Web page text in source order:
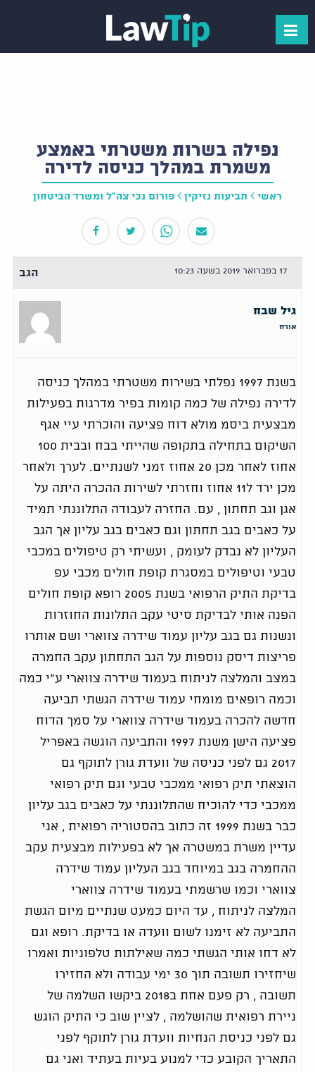
נפילה בשרות משטרתי באמצע
משמרת במהלך כניסה לדירה
ראשי תביעות נזיקין פורום נכי צה"ל ומשרד הביטחון
17 בפברואר 2019 בשעה 10:23 הגב
גיל שבח
אורח
בשנת 1997 נפלתי בשירות משטרתי במהלך כניסה
לדירה נפילה של כמה קומות בפיר מדרגות בפעילות
מבצעית ביסמ מולא דוח פציעה והוכרתי עיי אגף
השיקום בתחילה בתקופה שהייתי בבח ובבית 100
אחוז לאחר מכן 20 אחוז זמני לשנתיים. לערך ולאחר
מכן ירד ל11 אחוז וחזרתי לשירות ההכרה היתה על
אגן וגב תחתון , עם. החזרה לעבודה התלוננתי תמיד
על כאבים בגב תחתון וגם כאבים בגב עליון אך הגב
העליון לא נבדק לעומק , ועשיתי רק טיפולים במכבי
טבעי וטיפולים במסגרת קופת חולים מכבי עפ
בדיקת התיק הרפואי בשנת 2005 רופא קופת חולים
הפנה אותי לבדיקת סיטי עקב התלונות החוזרות
ונשנות גם בגב עליון עמוד שידרה צווארי ושם אותרו
פריצות דיסק נוספות על הגב התחתון עקב החמרה
במצב והמלצה לניתוח בעמוד שידרה צווארי ע״י כמה
וכמה רופאים מומחי עמוד שידרה הגשתי תביעה
חדשה להכרה בעמוד שידרה צווארי על סמך הדוח
פציעה הישן משנת 1997 והתביעה הוגשה באפריל
2017 גם לפני כניסה של וועדת גורן לתוקף גם
הוצאתי תיק רפואי ממכבי טבעי וגם תיק רפואי
ממכבי כדי להוכיח שהתלוננתי על כאבים בגב עליון
כבר בשנת 1999 זה כתוב בהסטוריה רפואית , אני
עדיין משרת במשטרה אך לא בפעילות מבצעית עקב
ההחמרה בגב במיוחד בגב העליון עמוד שידרה
צווארי וכמו שרשמתי בעמוד שידרה צווארי
המלצה לניתוח , עד היום כמעט שנתיים מיום הגשת
התביעה לא זימנו לשום וועדה או בדיקת. רופא וגם
לא דחו אותי הגשתי כמה שאילתות טלפוניות ואמרו
שיחזירו תשובה תוך 30 ימי עבודה ולא החזירו
תשובה , רק פעם אחת ב2018 ביקשו השלמה של
ניירת רפואית שהושלמה , לציין שוב כי התיק הוגש
גם לפני כניסת הנחיות וועדת גורן לתוקף לפני
התאריך הקובע כדי למנוע בעיות בעתיד ואני גם